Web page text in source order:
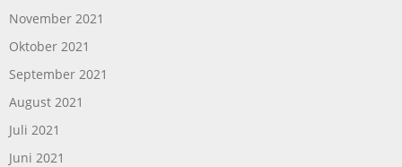
November 2021
Oktober 2021
September 2021
August 2021
Juli 2021
Juni 2021